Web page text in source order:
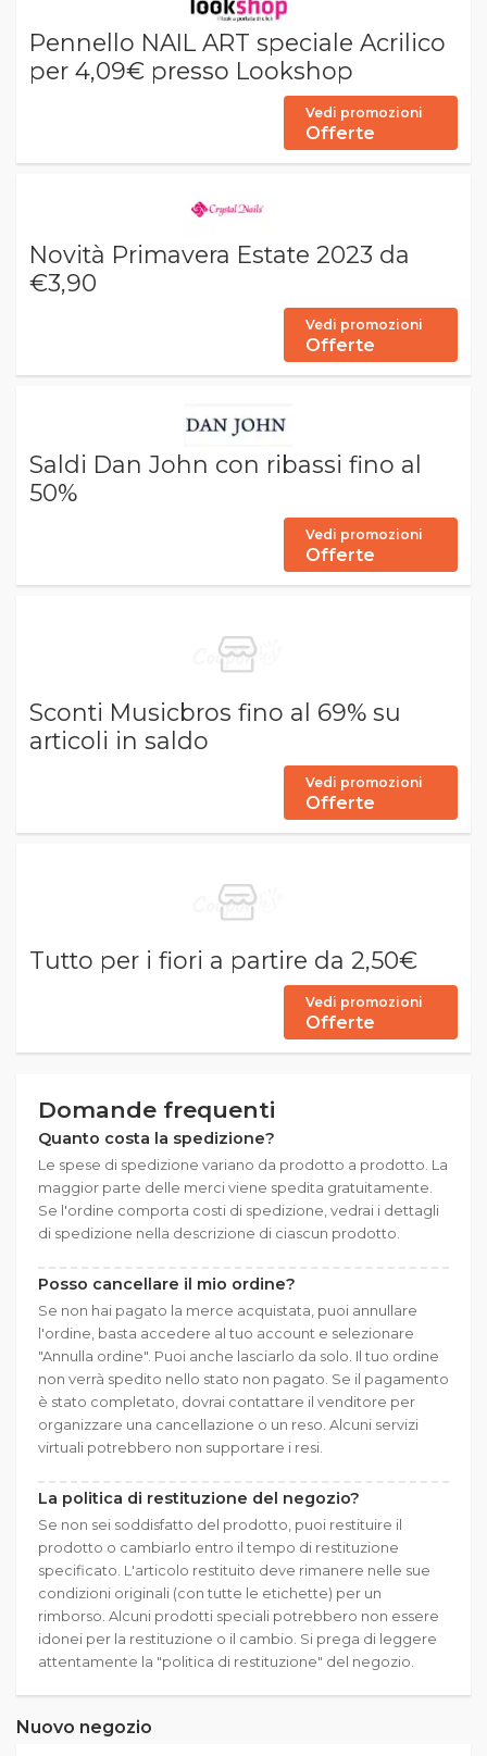
Pennello NAIL ART speciale Acrilico
per 4,09€ presso Lookshop
Vedi promozioni
Offerte
Novità Primavera Estate 2023 da
€3,90
Vedi promozioni
Offerte
Saldi Dan John con ribassi fino al
50%
Vedi promozioni
Offerte
Sconti Musicbros fino al 69% su
articoli in saldo
Vedi promozioni
Offerte
Tutto per i fiori a partire da 2,50€
Vedi promozioni
Offerte
Domande frequenti
Quanto costa la spedizione?
Le spese di spedizione variano da prodotto a prodotto. La
maggior parte delle merci viene spedita gratuitamente.
Se l'ordine comporta costi di spedizione, vedrai i dettagli
di spedizione nella descrizione di ciascun prodotto.
Posso cancellare il mio ordine?
Se non hai pagato la merce acquistata, puoi annullare
l'ordine, basta accedere al tuo account e selezionare
"Annulla ordine". Puoi anche lasciarlo da solo. Il tuo ordine
non verrà spedito nello stato non pagato. Se il pagamento
è stato completato, dovrai contattare il venditore per
organizzare una cancellazione o un reso. Alcuni servizi
virtuali potrebbero non supportare i resi.
La politica di restituzione del negozio?
Se non sei soddisfatto del prodotto, puoi restituire il
prodotto o cambiarlo entro il tempo di restituzione
specificato. L'articolo restituito deve rimanere nelle sue
condizioni originali (con tutte le etichette) per un
rimborso. Alcuni prodotti speciali potrebbero non essere
idonei per la restituzione o il cambio. Si prega di leggere
attentamente la "politica di restituzione" del negozio.
Nuovo negozio